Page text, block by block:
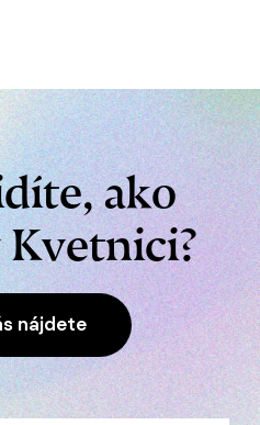
ako
Kvetnici?
nájdete